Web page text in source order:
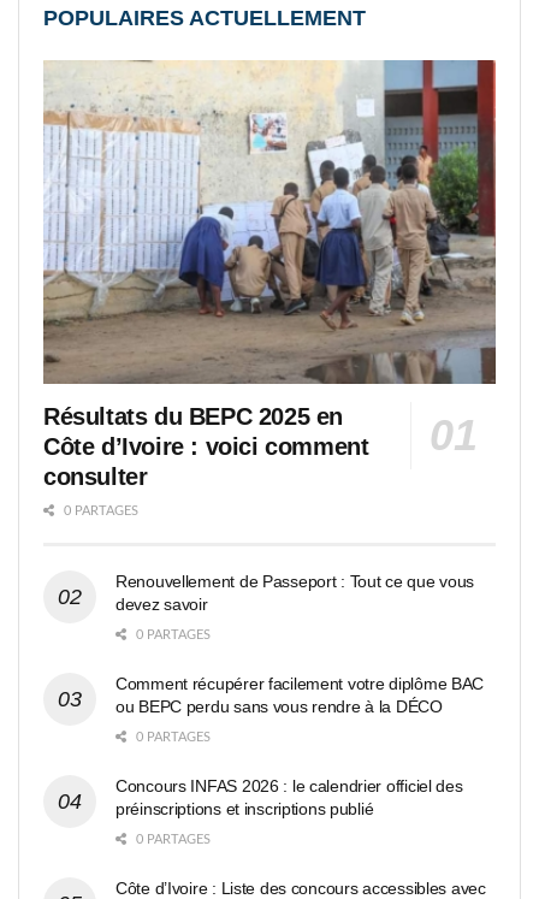
POPULAIRES ACTUELLEMENT
Résultats du BEPC 2025 en
Côte d’Ivoire : voici comment
consulter
0 PARTAGES
Renouvellement de Passeport : Tout ce que vous
devez savoir
0 PARTAGES
Comment récupérer facilement votre diplôme BAC
ou BEPC perdu sans vous rendre à la DÉCO
0 PARTAGES
Concours INFAS 2026 : le calendrier officiel des
préinscriptions et inscriptions publié
0 PARTAGES
Côte d’Ivoire : Liste des concours accessibles avec